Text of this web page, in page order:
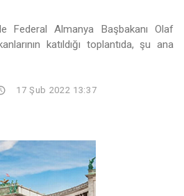
Federal Almanya Başbakanı Olaf
katıldığı toplantıda, şu ana
17 Şub 2022 13:37